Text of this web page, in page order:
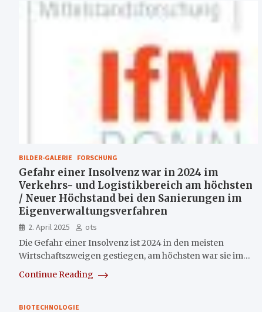
BILDER-GALERIE FORSCHUNG
Gefahr einer Insolvenz war in 2024 im
Verkehrs- und Logistikbereich am höchsten
/ Neuer Höchstand bei den Sanierungen im
Eigenverwaltungsverfahren
2. April 2025
ots
Die Gefahr einer Insolvenz ist 2024 in den meisten
Wirtschaftszweigen gestiegen, am höchsten war sie im…
Continue Reading
BIOTECHNOLOGIE